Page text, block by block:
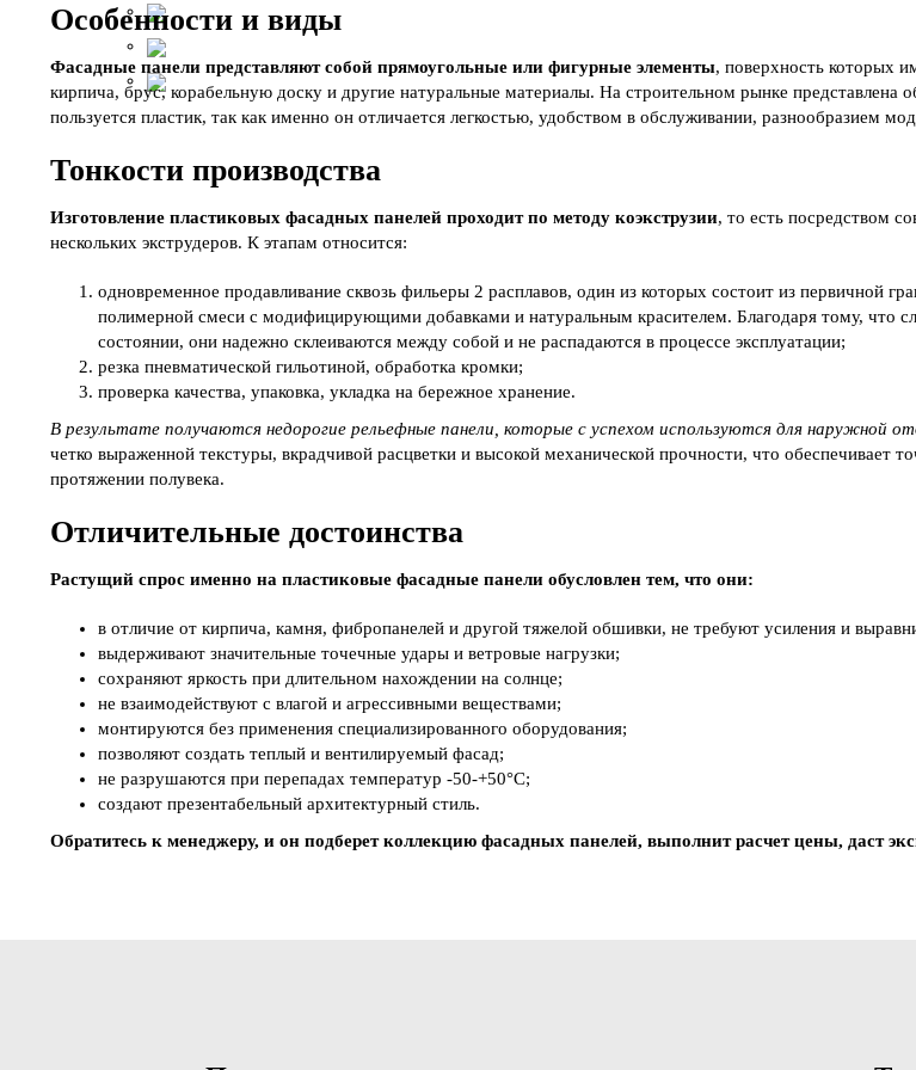
Особенности и виды
Фасадные панели представляют собой прямоугольные или фигурные элементы, поверхность которых
кирпича, брус, корабельную доску и другие натуральные материалы. На строительном рынке
пользуется пластик, так как именно он отличается легкостью, удобством в обслуживании, разнообразием
Тонкости производства
Изготовление пластиковых фасадных панелей проходит по методу коэкструзии, то есть посредством
нескольких экструдеров. К этапам относится:
одновременное продавливание сквозь фильеры 2 расплавов, один из которых состоит из первичной
полимерной смеси с модифицирующими добавками и натуральным красителем. Благодаря тому, что
состоянии, они надежно склеиваются между собой и не распадаются в процессе эксплуатации;
резка пневматической гильотиной, обработка кромки;
проверка качества, упаковка, укладка на бережное хранение.
В результате получаются недорогие рельефные панели, которые с успехом используются для наружной
четко выраженной текстуры, вкрадчивой расцветки и высокой механической прочности, что
протяжении полувека.
Отличительные достоинства
Растущий спрос именно на пластиковые фасадные панели обусловлен тем, что они:
в отличие от кирпича, камня, фибропанелей и другой тяжелой обшивки, не требуют усиления и
выдерживают значительные точечные удары и ветровые нагрузки;
сохраняют яркость при длительном нахождении на солнце;
не взаимодействуют с влагой и агрессивными веществами;
монтируются без применения специализированного оборудования;
позволяют создать теплый и вентилируемый фасад;
не разрушаются при перепадах температур -50-+50°С;
создают презентабельный архитектурный стиль.
Обратитесь к менеджеру, и он подберет коллекцию фасадных панелей, выполнит расчет цены, даст